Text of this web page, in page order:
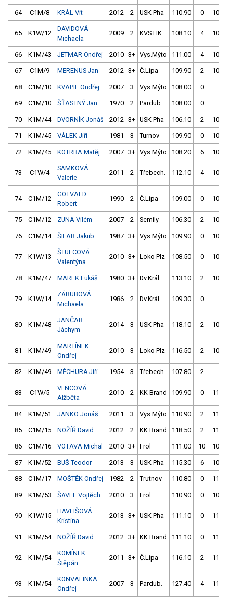
64 C1M/8 KRÁL Vít 2012 2 USK Pha 110.90 0
65 K1W/12
DAVIDOVÁ
Michaela
2009 2 KVS HK 108.10 4
66 K1M/43 JETMAR Ondřej 2010 3+ Vys.Mýto 111.00 4
67 C1M/9 MERENUS Jan 2012 3+ Č.Lípa 109.90 2
68 C1M/10 KVAPIL Ondřej 2007 3 Vys.Mýto 108.00 0
69 C1M/10 ŠŤASTNÝ Jan 1970 2 Pardub. 108.00 0
70 K1M/44 DVORNÍK Jonáš 2012 3+ USK Pha 106.10 2
71 K1M/45 VÁLEK Jiří 1981 3 Turnov 109.90 0
72 K1M/45 KOTRBA Matěj 2007 3+ Vys.Mýto 108.20 6
73 C1W/4
SAMKOVÁ
Valerie
2011 2 Třebech. 112.10 4
74 C1M/12
GOTVALD
Robert
1990 2 Č.Lípa 109.00 0
75 C1M/12 ZUNA Vilém 2007 2 Semily 106.30 2
76 C1M/14 ŠILAR Jakub 1987 3+ Vys.Mýto 109.90 0
77 K1W/13
ŠTULCOVÁ
Valentýna
2010 3+ Loko Plz 108.50 0
78 K1M/47 MAREK Lukáš 1980 3+ Dv.Král. 113.10 2
79 K1W/14
ZÁRUBOVÁ
Michaela
1986 2 Dv.Král. 109.30 0
80 K1M/48
JANČAR
Jáchym
2014 3 USK Pha 118.10 2
81 K1M/49
MARTÍNEK
Ondřej
2010 3 Loko Plz 116.50 2
82 K1M/49 MĚCHURA Jiří 1954 3 Třebech. 107.80 2
83 C1W/5
VENCOVÁ
Alžběta
2010 2 KK Brand 109.90 0
84 K1M/51 JANKO Jonáš 2011 3 Vys.Mýto 110.90 2
85 C1M/15 NOŽÍŘ David 2012 2 KK Brand 118.50 2
86 C1M/16 VOTAVA Michal 2010 3+ Frol 111.00 10
87 K1M/52 BUŠ Teodor 2013 3 USK Pha 115.30 6
88 C1M/17 MOŠTĚK Ondřej 1982 2 Trutnov 110.80 0
89 K1M/53 ŠAVEL Vojtěch 2010 3 Frol 110.90 0
90 K1W/15
HAVLIŠOVÁ
Kristína
2013 3+ USK Pha 111.10 0
91 K1M/54 NOŽÍŘ David 2012 3+ KK Brand 111.10 0
92 K1M/54
KOMÍNEK
Štěpán
2011 3+ Č.Lípa 116.10 2
93 K1M/54
KONVALINKA
Ondřej
2007 3 Pardub. 127.40 4